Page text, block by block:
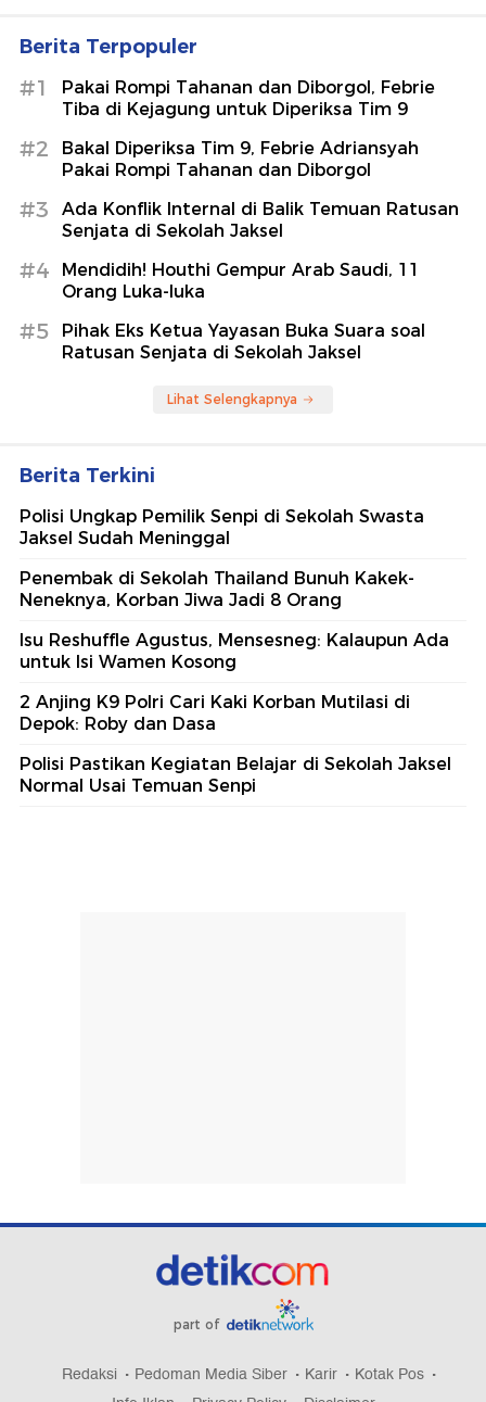
Berita Terpopuler
#1
Pakai Rompi Tahanan dan Diborgol, Febrie
Tiba di Kejagung untuk Diperiksa Tim 9
#2
Bakal Diperiksa Tim 9, Febrie Adriansyah
Pakai Rompi Tahanan dan Diborgol
#3
Ada Konflik Internal di Balik Temuan Ratusan
Senjata di Sekolah Jaksel
#4
Mendidih! Houthi Gempur Arab Saudi, 11
Orang Luka-luka
#5
Pihak Eks Ketua Yayasan Buka Suara soal
Ratusan Senjata di Sekolah Jaksel
Lihat Selengkapnya
Berita Terkini
Polisi Ungkap Pemilik Senpi di Sekolah Swasta
Jaksel Sudah Meninggal
Penembak di Sekolah Thailand Bunuh Kakek-
Neneknya, Korban Jiwa Jadi 8 Orang
Isu Reshuffle Agustus, Mensesneg: Kalaupun Ada
untuk Isi Wamen Kosong
2 Anjing K9 Polri Cari Kaki Korban Mutilasi di
Depok: Roby dan Dasa
Polisi Pastikan Kegiatan Belajar di Sekolah Jaksel
Normal Usai Temuan Senpi
part of
Redaksi Pedoman Media Siber Karir
Kotak Pos